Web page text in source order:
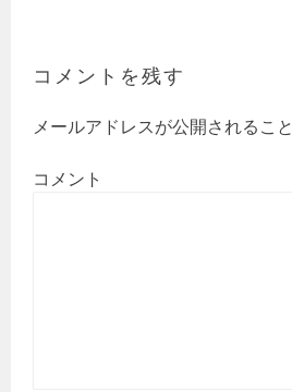
シ
ン
コメントを残す
メールアドレスが公開されるこ
コメント